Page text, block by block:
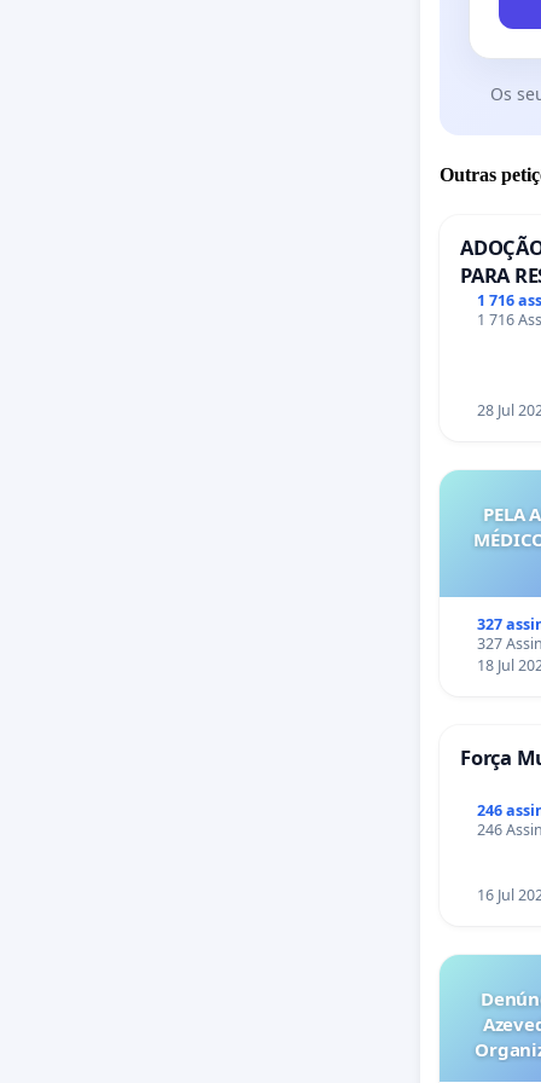
Os
Outras
PARA
PONTE
1 716
1 716
28 Jul
PELA
327
327
18 Jul
Força
246
246
16 Jul